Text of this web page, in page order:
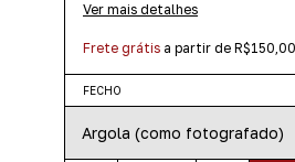
Ver mais detalhes
Frete grátis a partir de R$150,00
FECHO
Argola (como fotografado)